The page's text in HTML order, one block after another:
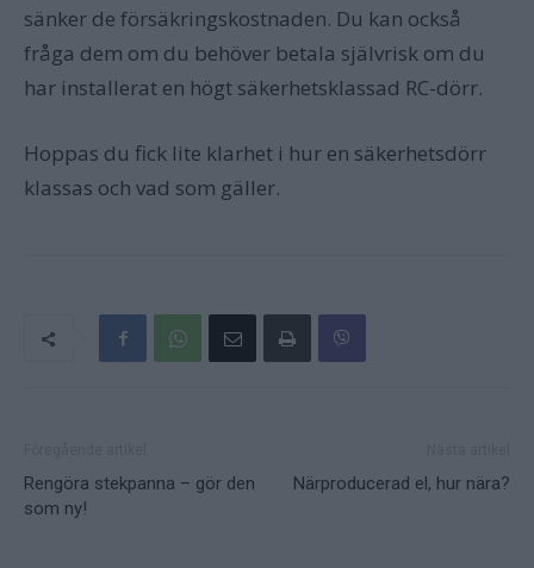
sänker de försäkringskostnaden. Du kan också
fråga dem om du behöver betala självrisk om du
har installerat en högt säkerhetsklassad RC-dörr.
Hoppas du fick lite klarhet i hur en säkerhetsdörr
klassas och vad som gäller.
Rengöra stekpanna – gör den
som ny!
Närproducerad el, hur nära?